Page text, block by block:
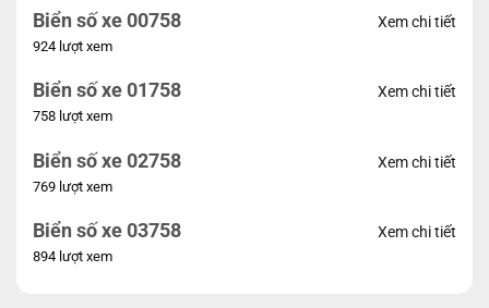
Biển số xe 00758
924 lượt xem
Xem chi tiết
Biển số xe 01758
758 lượt xem
Xem chi tiết
Biển số xe 02758
769 lượt xem
Xem chi tiết
Biển số xe 03758
894 lượt xem
Xem chi tiết